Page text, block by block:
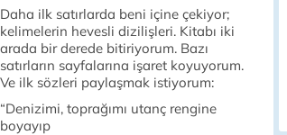
Daha ilk satırlarda beni içine çekiyor;
kelimelerin hevesli dizilişleri. Kitabı iki
arada bir derede bitiriyorum. Bazı
satırların sayfalarına işaret koyuyorum.
Ve ilk sözleri paylaşmak istiyorum:
“Denizimi, toprağımı utanç rengine
boyayıp